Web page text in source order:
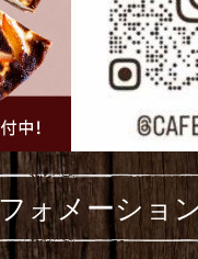
ォメーショ